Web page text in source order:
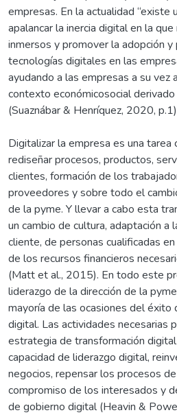
empresas. En la actualidad “existe
apalancar la inercia digital en la
inmersos y promover la adopción
tecnologías digitales en las
ayudando a las empresas a su vez
contexto económicosocial derivado
(Suaznábar & Henríquez, 2020,
Digitalizar la empresa es una
rediseñar procesos, productos,
clientes, formación de los
proveedores y sobre todo el
de la pyme. Y llevar a cabo esta
un cambio de cultura, adaptación a
cliente, de personas cualificadas
de los recursos financieros
(Matt et al., 2015). En todo este
liderazgo de la dirección de la
mayoría de las ocasiones del éxito
digital. Las actividades necesarias
estrategia de transformación
capacidad de liderazgo digital,
negocios, repensar los procesos
compromiso de los interesados y
de gobierno digital (Heavin &